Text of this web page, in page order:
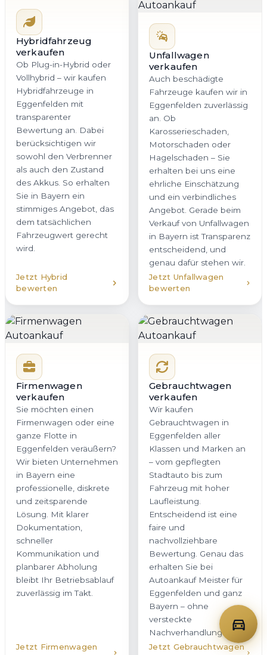
Hybridfahrzeug
verkaufen
Ob Plug-in-Hybrid oder
Vollhybrid – wir kaufen
Hybridfahrzeuge in
Eggenfelden mit
transparenter
Bewertung an. Dabei
berücksichtigen wir
sowohl den Verbrenner
als auch den Zustand
des Akkus. So erhalten
Sie in Bayern ein
stimmiges Angebot, das
dem tatsächlichen
Fahrzeugwert gerecht
wird.
Jetzt Hybrid
bewerten
Unfallwagen
verkaufen
Auch beschädigte
Fahrzeuge kaufen wir in
Eggenfelden zuverlässig
an. Ob
Karosserieschaden,
Motorschaden oder
Hagelschaden – Sie
erhalten bei uns eine
ehrliche Einschätzung
und ein verbindliches
Angebot. Gerade beim
Verkauf von Unfallwagen
in Bayern ist Transparenz
entscheidend, und
genau dafür stehen wir.
Jetzt Unfallwagen
bewerten
Firmenwagen
verkaufen
Sie möchten einen
Firmenwagen oder eine
ganze Flotte in
Eggenfelden veräußern?
Wir bieten Unternehmen
in Bayern eine
professionelle, diskrete
und zeitsparende
Lösung. Mit klarer
Dokumentation,
schneller
Kommunikation und
planbarer Abholung
bleibt Ihr Betriebsablauf
zuverlässig im Takt.
Jetzt Firmenwagen
Gebrauchtwagen
verkaufen
Wir kaufen
Gebrauchtwagen in
Eggenfelden aller
Klassen und Marken an
– vom gepflegten
Stadtauto bis zum
Fahrzeug mit hoher
Laufleistung.
Entscheidend ist eine
faire und
nachvollziehbare
Bewertung. Genau das
erhalten Sie bei
Autoankauf Meister für
Eggenfelden und ganz
Bayern – ohne
versteckte
Nachverhandlungen.
Jetzt Gebrauchtwagen